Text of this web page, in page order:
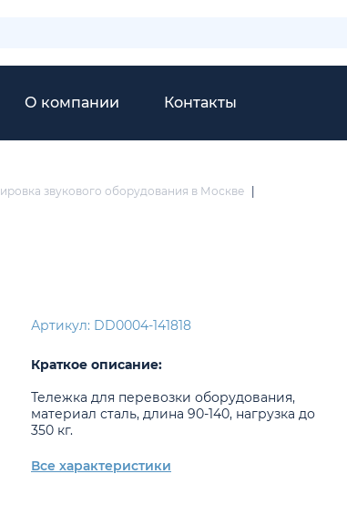
О компании Контакты
звукового оборудования в Москве
Артикул: DD0004-141818
Краткое описание:
Тележка для перевозки оборудования,
материал сталь, длина 90-140, нагрузка до
350 кг.
Все характеристики